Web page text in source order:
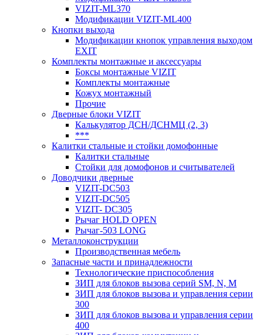
VIZIT-ML370
Модификации VIZIT-ML400
Кнопки выхода
Модификации кнопок управления выходом
EXIT
Комплекты монтажные и аксессуары
Боксы монтажные VIZIT
Комплекты монтажные
Кожух монтажный
Прочие
Дверные блоки VIZIT
Калькулятор ДСН/ДСНМЦ (2, 3)
***
Калитки стальные и стойки домофонные
Калитки стальные
Стойки для домофонов и считывателей
Доводчики дверные
VIZIT-DC503
VIZIT-DC505
VIZIT- DC305
Рычаг HOLD OPEN
Рычаг-503 LONG
Металлоконструкции
Производственная мебель
Запасные части и принадлежности
Технологические приспособления
ЗИП для блоков вызова серий SM, N, M
ЗИП для блоков вызова и управления серии
300
ЗИП для блоков вызова и управления серии
400